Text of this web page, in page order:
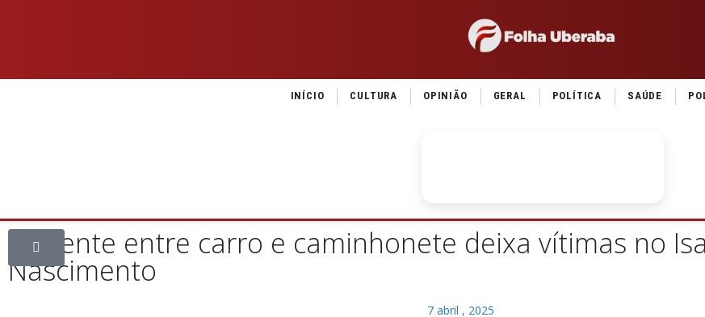
INÍCIO CULTURA OPINIÃO GERAL POLÍTICA SAÚDE
Acidente entre carro e caminhonete deixa vítimas no
Nascimento
7 abril , 2025